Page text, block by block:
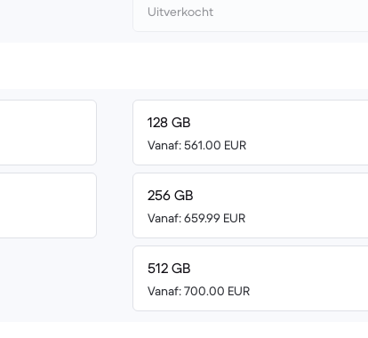
Uitverkocht
128 GB
Vanaf: 561.00 EUR
256 GB
Vanaf: 659.99 EUR
512 GB
Vanaf: 700.00 EUR